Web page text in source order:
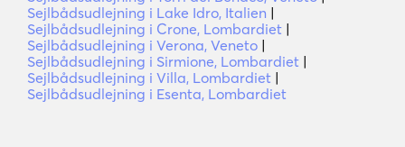
Sejlbådsudlejning i Lake Idro, Italien |
Sejlbådsudlejning i Crone, Lombardiet |
Sejlbådsudlejning i Verona, Veneto |
Sejlbådsudlejning i Sirmione, Lombardiet |
Sejlbådsudlejning i Villa, Lombardiet |
Sejlbådsudlejning i Esenta, Lombardiet